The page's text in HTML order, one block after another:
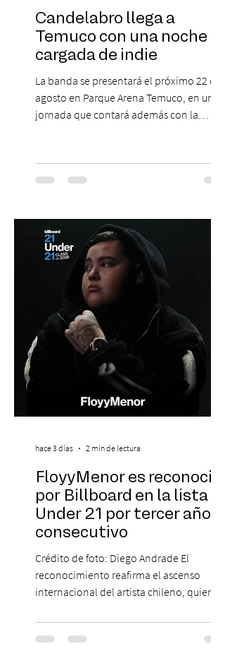
Candelabro llega a
Temuco con una noche
cargada de indie
La banda se presentará el próximo 22 de
agosto en Parque Arena Temuco, en una
jornada que contará además con la
agosto, el Parque Arena Temuco será
escenario de una noche dedicada al indie
banda que llegará a la capital de La
Araucanía para ofrecer un show cargado
de energía, guitarras y canciones que han
marcado su breve pero exitosa trayectoria.
FloyyMenor es reconocido
por Billboard en la lista 21
Under 21 por tercer año
consecutivo
Crédito de foto: Diego Andrade El
reconocimiento reafirma el ascenso
internacional del artista chileno, quien
en la escena global. MIAMI, FL (3 de agosto
de 2026) — FloyyMenor ha sido
hace 3 días 2 min de lectura